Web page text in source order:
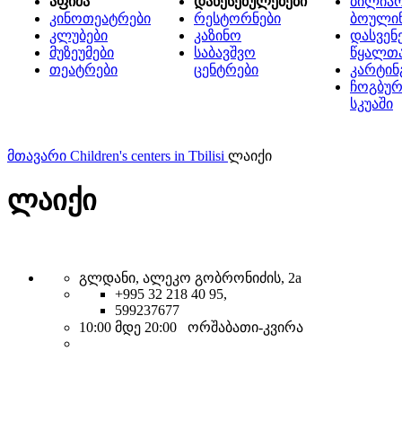
კინოთეატრები
კლუბები
მუზეუმები
თეატრები
რესტორნები
კაზინო
საბავშვო
ცენტრები
სკუაში
მთავარი Children's centers in Tbilisi ლაიქი
ლაიქი
გლდანი, ალეკო გობრონიძის, 2а
+995 32 218 40 95,
599237677
10:00 მდე 20:00 ორშაბათი-კვირა